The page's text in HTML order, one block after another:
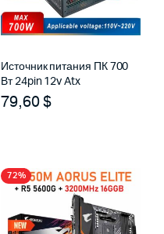
Источник питания ПК 700
Вт 24pin 12v Atx
79,60$
72%